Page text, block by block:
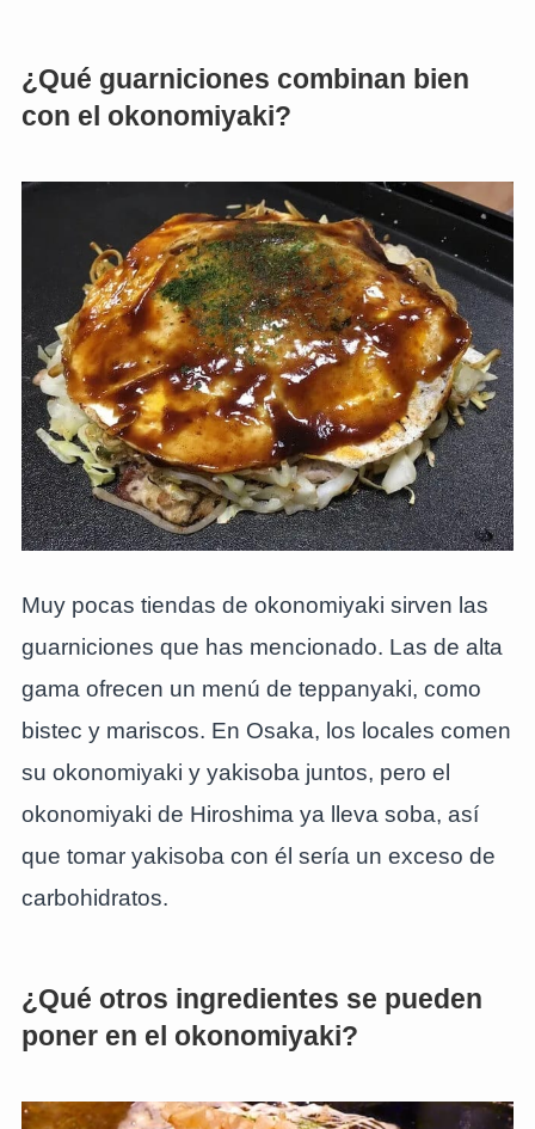
¿Qué guarniciones combinan bien
con el okonomiyaki?
Muy pocas tiendas de okonomiyaki sirven las
guarniciones que has mencionado. Las de alta
gama ofrecen un menú de teppanyaki, como
bistec y mariscos. En Osaka, los locales comen
su okonomiyaki y yakisoba juntos, pero el
okonomiyaki de Hiroshima ya lleva soba, así
que tomar yakisoba con él sería un exceso de
carbohidratos.
¿Qué otros ingredientes se pueden
poner en el okonomiyaki?